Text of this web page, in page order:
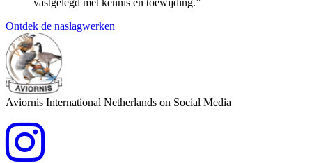
vastgelegd met kennis en toewijding.”
Ontdek de naslagwerken
Aviornis International Netherlands on Social Media